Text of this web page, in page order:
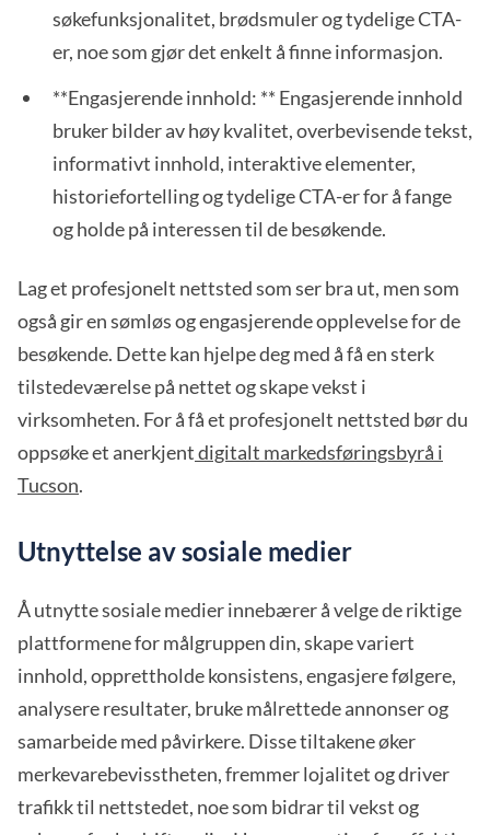
søkefunksjonalitet, brødsmuler og tydelige CTA-
er, noe som gjør det enkelt å finne informasjon.
**Engasjerende innhold: ** Engasjerende innhold
bruker bilder av høy kvalitet, overbevisende tekst,
informativt innhold, interaktive elementer,
historiefortelling og tydelige CTA-er for å fange
og holde på interessen til de besøkende.
Lag et profesjonelt nettsted som ser bra ut, men som
også gir en sømløs og engasjerende opplevelse for de
besøkende. Dette kan hjelpe deg med å få en sterk
tilstedeværelse på nettet og skape vekst i
virksomheten. For å få et profesjonelt nettsted bør du
oppsøke et anerkjentdigitalt markedsføringsbyrå i
Tucson.
Utnyttelse av sosiale medier
Å utnytte sosiale medier innebærer å velge de riktige
plattformene for målgruppen din, skape variert
innhold, opprettholde konsistens, engasjere følgere,
analysere resultater, bruke målrettede annonser og
samarbeide med påvirkere. Disse tiltakene øker
merkevarebevisstheten, fremmer lojalitet og driver
trafikk til nettstedet, noe som bidrar til vekst og